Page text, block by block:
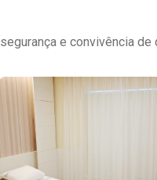
e convivência de